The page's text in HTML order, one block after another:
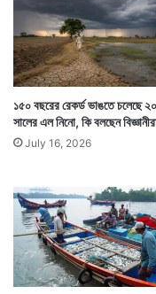
Tags Alipore
১৫০ বছরের রেকর্ড ভাঙতে চলেছে
সালের এল নিনো, কি বলছেন
July 16, 2026